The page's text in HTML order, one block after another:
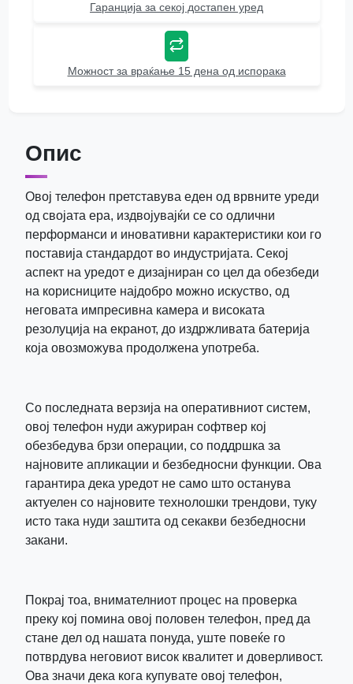
Гаранција за секој достапен уред
Можност за враќање 15 дена од испорака
Опис
Овој телефон претставува еден од врвните уреди
од својата ера, издвојувајќи се со одлични
перформанси и иновативни карактеристики кои го
поставија стандардот во индустријата. Секој
аспект на уредот е дизајниран со цел да обезбеди
на корисниците најдобро можно искуство, од
неговата импресивна камера и високата
резолуција на екранот, до издржливата батерија
која овозможува продолжена употреба.
Со последната верзија на оперативниот систем,
овој телефон нуди ажуриран софтвер кој
обезбедува брзи операции, со поддршка за
најновите апликации и безбедносни функции. Ова
гарантира дека уредот не само што останува
актуелен со најновите технолошки трендови, туку
исто така нуди заштита од секакви безбедносни
закани.
Покрај тоа, внимателниот процес на проверка
преку кој помина овој половен телефон, пред да
стане дел од нашата понуда, уште повеќе го
потврдува неговиот висок квалитет и доверливост.
Ова значи дека кога купувате овој телефон,